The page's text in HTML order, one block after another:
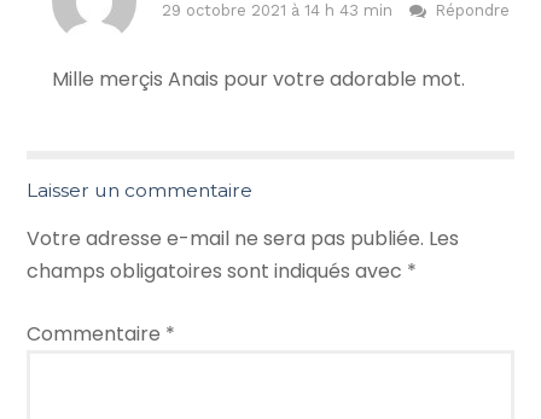
29 octobre 2021 à 14 h 43 min
Répondre
Mille merçis Anais pour votre adorable mot.
Laisser un commentaire
Votre adresse e-mail ne sera pas publiée. Les
champs obligatoires sont indiqués avec *
Commentaire *